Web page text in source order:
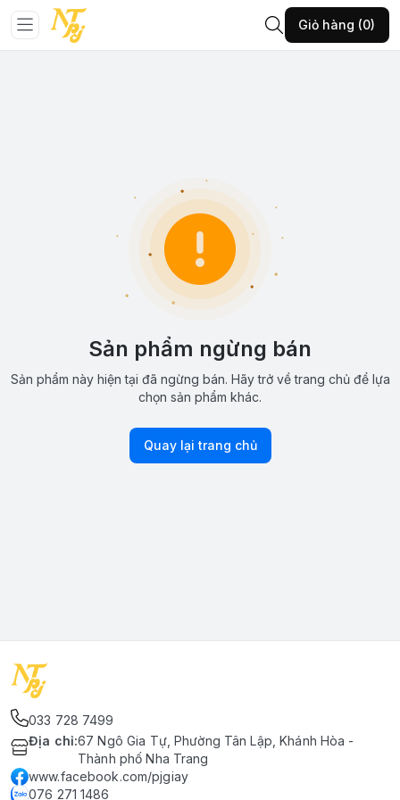
Giỏ hàng (0)
Sản phẩm ngừng bán
Sản phẩm này hiện tại đã ngừng bán. Hãy trở về trang chủ để lựa
chọn sản phẩm khác.
Quay lại trang chủ
033 728 7499
Địa chỉ:67 Ngô Gia Tự, Phường Tân Lập, Khánh Hòa -
Thành phố Nha Trang
www.facebook.com/pjgiay
076 271 1486